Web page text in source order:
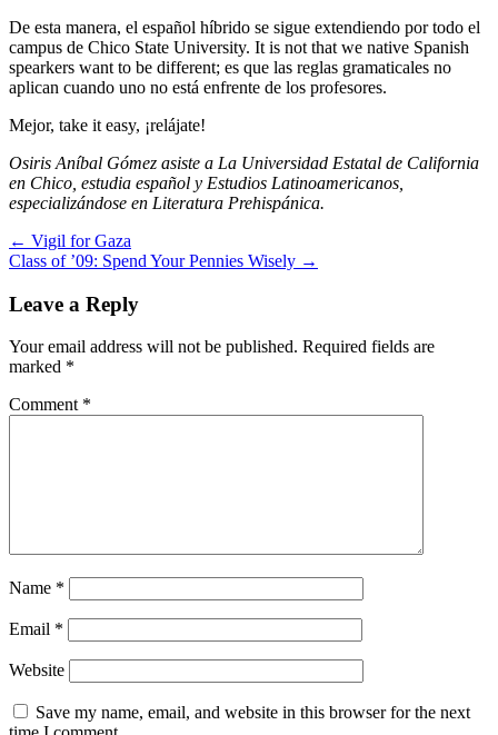
De esta manera, el español híbrido se sigue extendiendo por todo el
campus de Chico State University. It is not that we native Spanish
spearkers want to be different; es que las reglas gramaticales no
aplican cuando uno no está enfrente de los profesores.
Mejor, take it easy, ¡relájate!
Osiris Aníbal Gómez asiste a La Universidad Estatal de California
en Chico, estudia español y Estudios Latinoamericanos,
especializándose en Literatura Prehispánica.
Post
navigation
← Vigil for Gaza
Class of ’09: Spend Your Pennies Wisely →
Leave a Reply
Your email address will not be published. Required fields are
marked *
Comment *
Name *
Email *
Website
Save my name, email, and website in this browser for the next